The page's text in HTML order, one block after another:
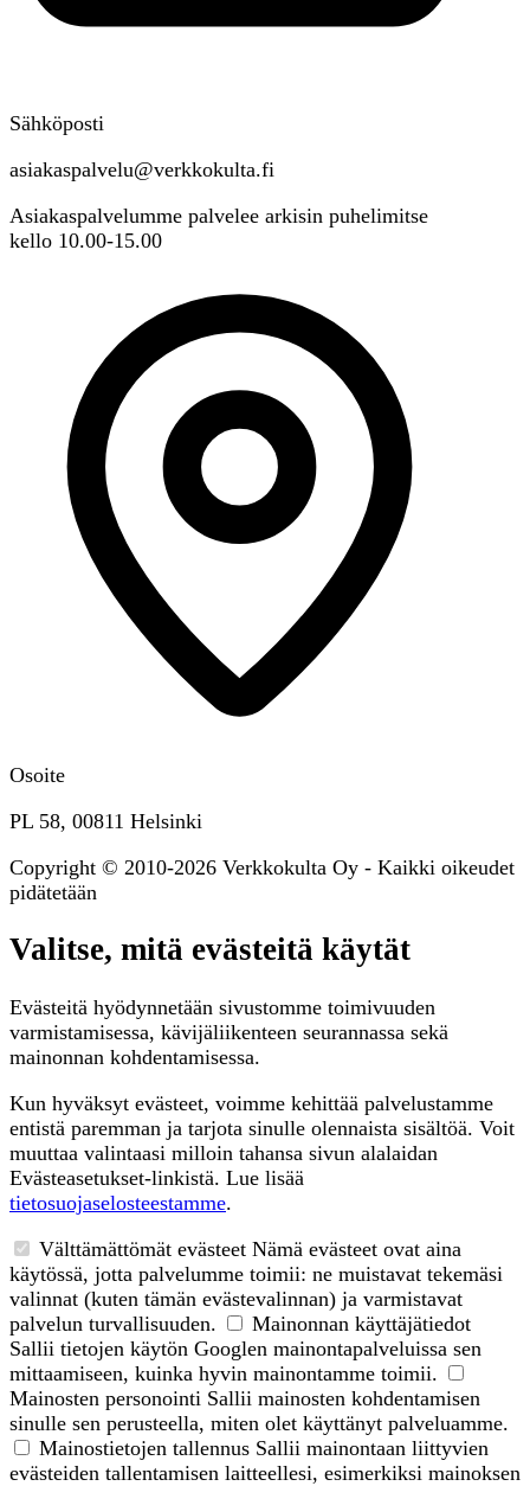
Sähköposti
asiakaspalvelu@verkkokulta.fi
Asiakaspalvelumme palvelee arkisin puhelimitse
kello 10.00-15.00
Osoite
PL 58, 00811 Helsinki
Copyright © 2010-2026 Verkkokulta Oy - Kaikki oikeudet
pidätetään
Valitse, mitä evästeitä käytät
Evästeitä hyödynnetään sivustomme toimivuuden
varmistamisessa, kävijäliikenteen seurannassa sekä
mainonnan kohdentamisessa.
Kun hyväksyt evästeet, voimme kehittää palvelustamme
entistä paremman ja tarjota sinulle olennaista sisältöä. Voit
muuttaa valintaasi milloin tahansa sivun alalaidan
Evästeasetukset-linkistä. Lue lisää
tietosuojaselosteestamme.
Välttämättömät evästeet Nämä evästeet ovat aina
käytössä, jotta palvelumme toimii: ne muistavat tekemäsi
valinnat (kuten tämän evästevalinnan) ja varmistavat
palvelun turvallisuuden.
Mainonnan käyttäjätiedot
Sallii tietojen käytön Googlen mainontapalveluissa sen
mittaamiseen, kuinka hyvin mainontamme toimii.
Mainosten personointi Sallii mainosten kohdentamisen
sinulle sen perusteella, miten olet käyttänyt palveluamme.
Mainostietojen tallennus Sallii mainontaan liittyvien
evästeiden tallentamisen laitteellesi, esimerkiksi mainoksen